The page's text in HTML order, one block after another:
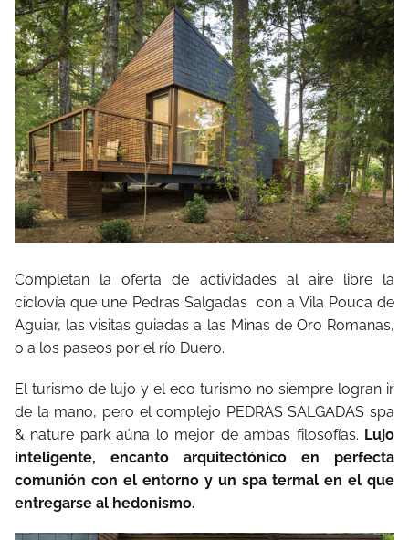
Completan la oferta de actividades al aire libre la
ciclovía que une Pedras Salgadas con a Vila Pouca de
Aguiar, las visitas guiadas a las Minas de Oro Romanas,
o a los paseos por el río Duero.
El turismo de lujo y el eco turismo no siempre logran ir
de la mano, pero el complejo PEDRAS SALGADAS spa
& nature park aúna lo mejor de ambas filosofías. Lujo
inteligente, encanto arquitectónico en perfecta
comunión con el entorno y un spa termal en el que
entregarse al hedonismo.